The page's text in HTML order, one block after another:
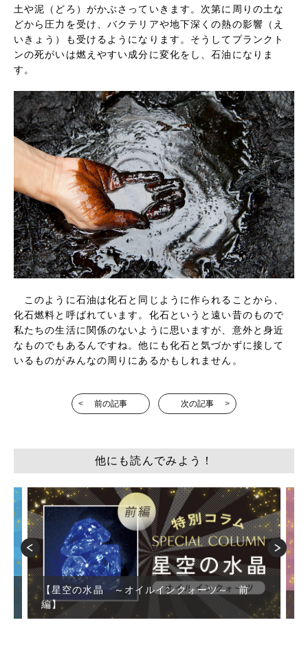
土や泥（どろ）がかぶさっていきます。次第に周りの土な
どから圧力を受け、バクテリアや地下深くの熱の影響（え
いきょう）も受けるようになります。そうしてプランクト
ンの死がいは燃えやすい成分に変化をし、石油になりま
す。
このように石油は化石と同じように作られることから、
化石燃料と呼ばれています。化石というと遠い昔のもので
私たちの生活に関係のないように思いますが、意外と身近
なものでもあるんですね。他にも化石と気づかずに接して
いるものがみんなの周りにあるかもしれません。
前の記事 次の記事
他にも読んでみよう！
【星空の水晶 ～オイルインクォーツ～ 前
編】